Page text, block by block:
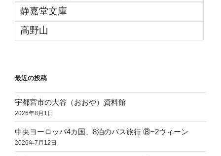
静嘉堂文庫
高野山
最近の投稿
宇都宮市の大谷（おおや）資料館
2026年8月1日
中央ヨーロッパ4カ国、8泊のバス旅行 ⑧−2ウィーン
2026年7月12日